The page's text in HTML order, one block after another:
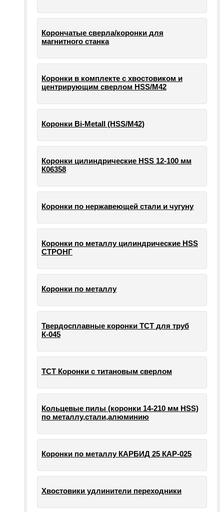
Корончатые сверла/коронки для
магнитного станка
Коронки в комплекте с хвостовиком и
центрирующим сверлом HSS/М42
Коронки Bi-Metall (HSS/М42)
Коронки цилиндрические HSS 12-100 мм
К06358
Коронки по нержавеющей стали и чугуну
Коронки по металлу цилиндрические HSS
СТРОНГ
Коронки по металлу
Твердосплавные коронки ТСТ для труб
К-045
ТСТ Коронки с титановым сверлом
Кольцевые пилы (коронки 14-210 мм HSS)
по металлу,стали,алюминию
Коронки по металлу КАРБИД 25 КАР-025
Хвостовики удлинители переходники